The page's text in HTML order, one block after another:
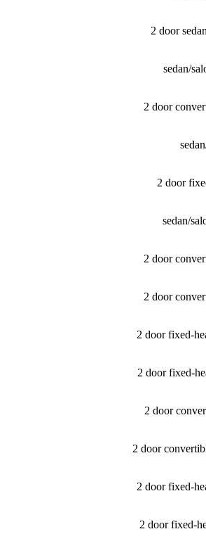
2 door
sedan/​
2 door
2 door
sedan/​
2 door
2 door
2 door fixed-
2 door fixed-
2 door
2 door
2 door fixed-
2 door fixed-